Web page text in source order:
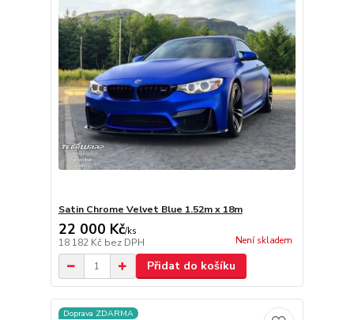
Satin Chrome Velvet Blue 1.52m x 18m
22 000 Kč/ks
18 182 Kč bez DPH Není skladem
Přidat do košíku
Doprava ZDARMA